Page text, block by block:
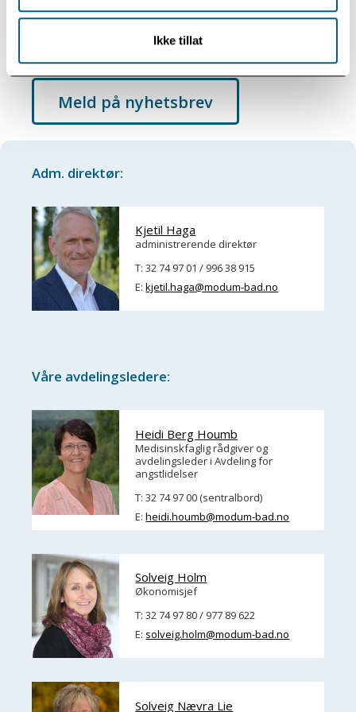
Ikke tillat
Pressemateriell
Meld på nyhetsbrev
Adm. direktør:
Kjetil Haga
administrerende direktør
T: 32 74 97 01 / 996 38 915
E:kjetil.haga@modum-bad.no
Våre avdelingsledere:
Heidi Berg Houmb
Medisinskfaglig rådgiver og
avdelingsleder i Avdeling for
angstlidelser
T: 32 74 97 00 (sentralbord)
E:heidi.houmb@modum-bad.no
Solveig Holm
Økonomisjef
T: 32 74 97 80 / 977 89 622
E: solveig.holm@modum-bad.no
Solveig Nævra Lie